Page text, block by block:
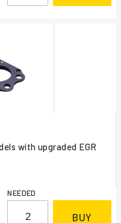
with upgraded EGR
NEEDED
BUY